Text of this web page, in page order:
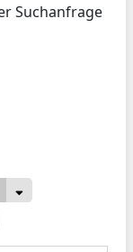
Suchanfrage